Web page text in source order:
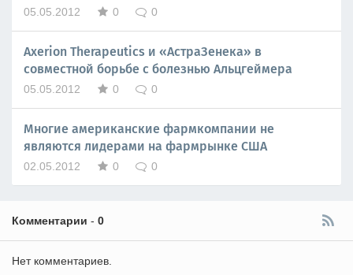
05.05.2012 0 0
Axerion Therapeutics и «АстраЗенека» в
совместной борьбе с болезнью Альцгеймера
05.05.2012 0 0
Многие американские фармкомпании не
являются лидерами на фармрынке США
02.05.2012 0 0
Комментарии - 0
Нет комментариев.